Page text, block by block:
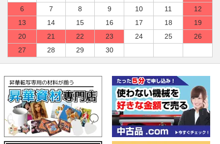
6
7 8 9 10 11
12
13
14 15 16 17 18
19
20
21 22 23 24 25
26
27
28 29 30